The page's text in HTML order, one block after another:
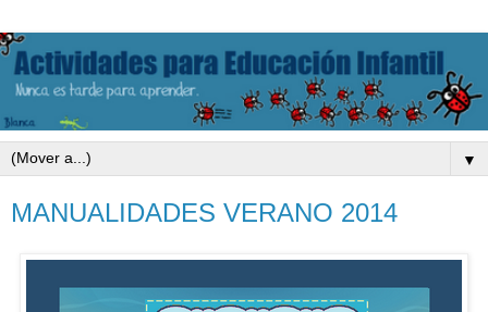
▼
MANUALIDADES VERANO 2014